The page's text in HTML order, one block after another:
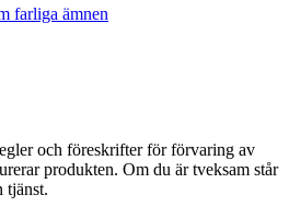
farliga ämnen
och föreskrifter för förvaring av
produkten. Om du är tveksam står
tjänst.